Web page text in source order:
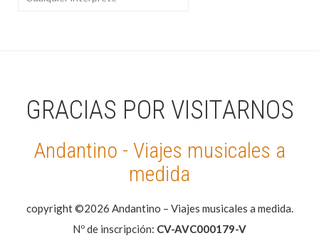
GRACIAS POR VISITARNOS
Andantino - Viajes musicales a
medida
copyright ©2026 Andantino – Viajes musicales a medida.
Nº de inscripción: CV-AVC000179-V